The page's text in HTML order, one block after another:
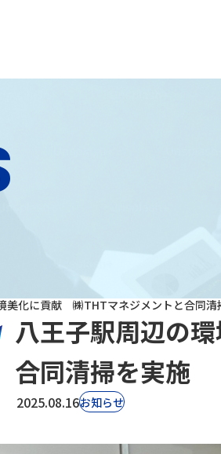
美化に貢献 ㈱THTマネジメントと合同清
八王子駅周辺の
合同清掃を実施
2025.08.16お知らせ